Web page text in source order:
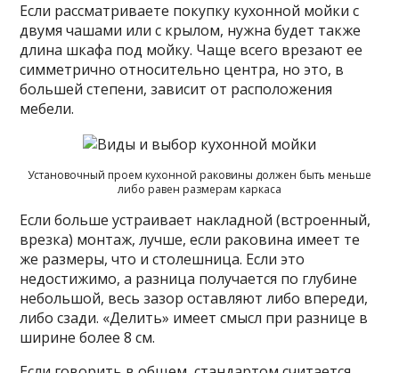
Если рассматриваете покупку кухонной мойки с
двумя чашами или с крылом, нужна будет также
длина шкафа под мойку. Чаще всего врезают ее
симметрично относительно центра, но это, в
большей степени, зависит от расположения
мебели.
Установочный проем кухонной раковины должен быть меньше
либо равен размерам каркаса
Если больше устраивает накладной (встроенный,
врезка) монтаж, лучше, если раковина имеет те
же размеры, что и столешница. Если это
недостижимо, а разница получается по глубине
небольшой, весь зазор оставляют либо впереди,
либо сзади. «Делить» имеет смысл при разнице в
ширине более 8 см.